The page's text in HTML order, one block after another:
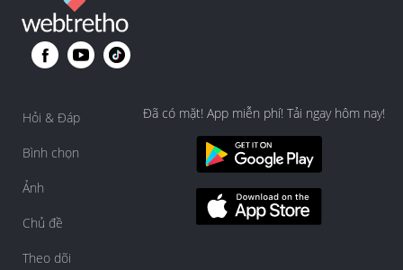
Hỏi & Đáp
Bình chọn
Ảnh
Chủ đề
Theo dõi
Đã có mặt! App miễn phí! Tải ngay hôm nay!